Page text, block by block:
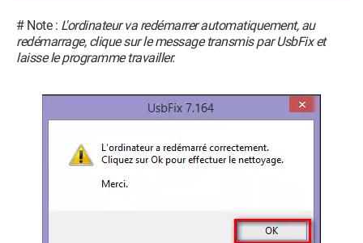
# Note : L'ordinateur va redémarrer automatiquement, au
redémarrage, clique sur le message transmis par UsbFix et
laisse le programme travailler.